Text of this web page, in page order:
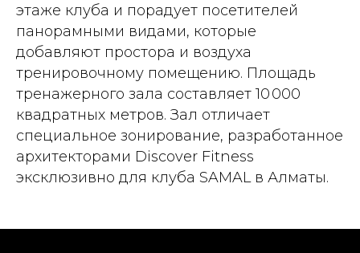
этаже клуба и порадует посетителей
панорамными видами, которые
добавляют простора и воздуха
тренировочному помещению. Площадь
тренажерного зала составляет 10 000
квадратных метров. Зал отличает
специальное зонирование, разработанное
архитекторами Discover Fitness
эксклюзивно для клуба SAMAL в Алматы.